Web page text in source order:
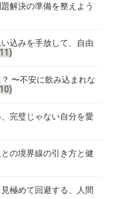
解決の準備を整えよう
込みを手放して、自由
〜不安に飲み込まれな
完璧じゃない自分を愛
の境界線の引き方と健
極めて回避する、人間